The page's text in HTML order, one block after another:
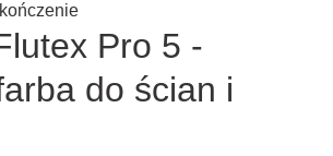
Pro 5 -
do ścian i